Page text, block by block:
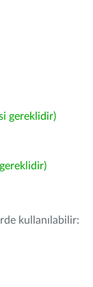
gereklidir)
kullanılabilir: